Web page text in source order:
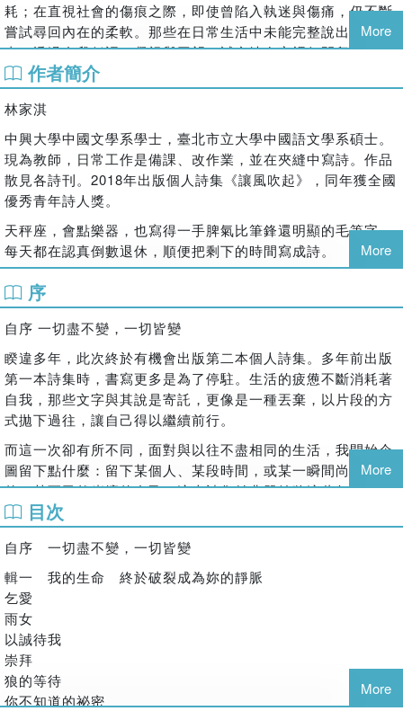
耗；在直視社會的傷痕之際，即使曾陷入執迷與傷痛，仍不斷
嘗試尋回內在的柔軟。那些在日常生活中未能完整說出的故
事，透過自我低語、凝視與回望，誠實地在字裡行間留下仍然
跳動的心音。
綿密層疊的詩句裡，詩人並非只渴望撫平傷口，而是默許脆弱
何變動，記憶始終在脈搏中流動，詩成為一種靜待──靜待理
解，靜待釋懷，靜待時光延展之後，回歸最明亮的初心。
斷裂的紅磚拱橋，是時間震碎的脊梁
妳也曾為它感到惆悵，儘管蒼苔撫平了傷
歲月也就此在牆面結痂。
──〈草木深〉
More
作者簡介
林家淇
中興大學中國文學系學士，臺北市立大學中國語文學系碩士。
現為教師，日常工作是備課、改作業，並在夾縫中寫詩。作品
散見各詩刊。2018年出版個人詩集《讓風吹起》，同年獲全國
優秀青年詩人獎。
天秤座，會點樂器，也寫得一手脾氣比筆鋒還明顯的毛筆字。
每天都在認真倒數退休，順便把剩下的時間寫成詩。
More
序
自序 一切盡不變，一切皆變
睽違多年，此次終於有機會出版第二本個人詩集。多年前出版
第一本詩集時，書寫更多是為了停駐。生活的疲憊不斷消耗著
自我，那些文字與其說是寄託，更像是一種丟棄，以片段的方
式拋下過往，讓自己得以繼續前行。
而這一次卻有所不同，面對與以往不盡相同的生活，我開始企
圖留下點什麼：留下某個人、某段時間，或某一瞬間尚未崩壞
的，甚至已然崩壞的自己。這本詩集並非單純將這些年的作品
彙集成冊，而是我強求而來的一個實體，它的誕生，來自一段
長時間的陪伴與對話。
它是我日常生活裡無聲的注腳，也是夜深人靜時，承接我難以
安放的眼淚。更多時候，我對它任性而坦白。有些詩寫於情緒
翻湧的當下，有些則是在讀完一本書、走過一段路，或回望一
則新聞後，緩慢落筆。於我而言，書寫不只是創作，更是一種
生活的紀錄，從無意留下的摺痕，逐漸成為生命裡與之共存的
喜悅與疼痛。
那些被寫下的生活殘影，以及未必能被好好說完的故事，本就
More
目次
自序 一切盡不變，一切皆變
輯一 我的生命 終於破裂成為妳的靜脈
乞愛
雨女
以誠待我
崇拜
狼的等待
你不知道的祕密
More